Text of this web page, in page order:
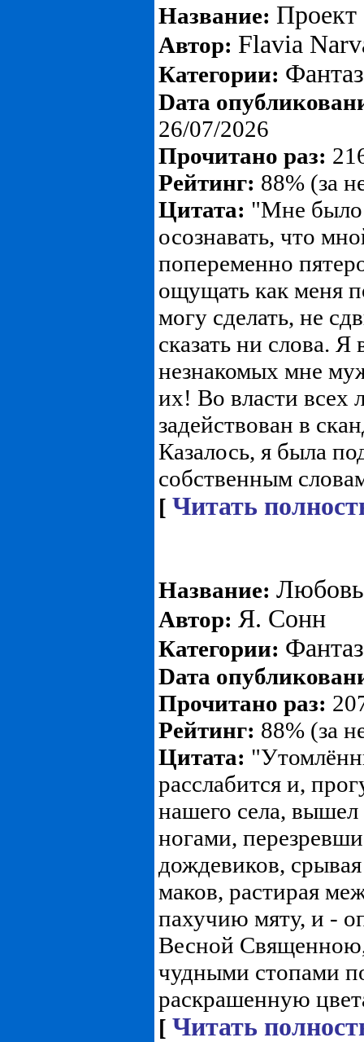
Название:
Автор: Flavia
Категории:
Dата
26/07/2026
Прочитано раз:
Рейтинг: 88% (за
Цитата: "Мне было
осознавать, что
попеременно
ощущать как меня
могу сделать, не
сказать ни слова. Я
незнакомых мне
их! Во власти всех
задействован в
Казалось, я была
собственным
[ Читать
Название: Любовь
Автор: Я. Сонн
Категории:
Dата
Прочитано раз:
Рейтинг: 88% (за
Цитата:
расслабится и,
нашего села, вышел
ногами,
дождевиков,
маков, растирая
пахучию мяту, и -
Весной
чудными стопами
раскрашенную
[ Читать